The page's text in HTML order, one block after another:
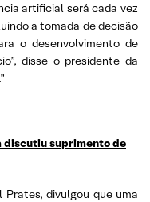
artificial será cada vez
a tomada de decisão
o desenvolvimento de
disse o presidente da
discutiu suprimento de
Prates, divulgou que uma